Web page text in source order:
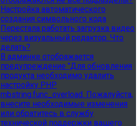
Настройка автоматического
создания символьного кода
Перестала работать загрузка видео
через визуальный редактор. Что
делать?
В админке отображается
предупреждение "Для обновления
продукта необходимо удалить
настройку PHP
mbstring.func_overload. Пожалуйста,
внесите необходимые изменения
или обратитесь в службу
технической поддержки вашего